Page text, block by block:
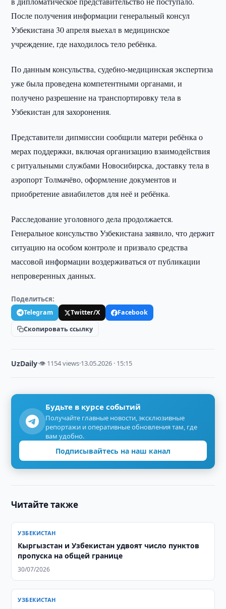
После получения информации генеральный консул
Узбекистана 30 апреля выехал в медицинское
учреждение, где находилось тело ребёнка.
По данным консульства, судебно-медицинская экспертиза
уже была проведена компетентными органами, и
получено разрешение на транспортировку тела в
Узбекистан для захоронения.
Представители дипмиссии сообщили матери ребёнка о
мерах поддержки, включая организацию взаимодействия
с ритуальными службами Новосибирска, доставку тела в
аэропорт Толмачёво, оформление документов и
приобретение авиабилетов для неё и ребёнка.
Расследование уголовного дела продолжается.
Генеральное консульство Узбекистана заявило, что держит
ситуацию на особом контроле и призвало средства
массовой информации воздерживаться от публикации
непроверенных данных.
Поделиться:
Telegram Twitter/X
Facebook
Скопировать ссылку
UzDaily·👁 1154 views·13.05.2026 · 15:15
Будьте в курсе событий
Получайте главные новости, эксклюзивные
репортажи и оперативные обновления там, где
вам удобно.
Подписывайтесь на наш канал
Читайте также
УЗБЕКИСТАН
Кыргызстан и Узбекистан удвоят число пунктов
пропуска на общей границе
30/07/2026
УЗБЕКИСТАН